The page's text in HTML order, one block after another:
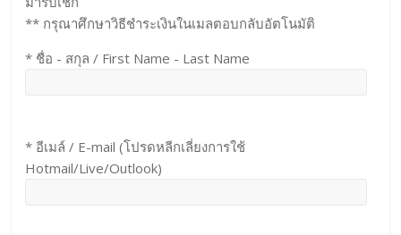
** กรุณาศึกษาวิธีชำระเงินในเมลตอบกลับอัตโนมัติ
* ชื่อ - สกุล / First Name - Last Name
* อีเมล์ / E-mail (โปรดหลีกเลี่ยงการใช้
Hotmail/Live/Outlook)